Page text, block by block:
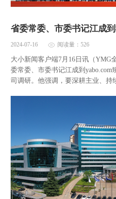
省委常委、市委书记江成
2024-07-16 阅读量：526
大小新闻客户端7月16日讯（YMG
委常委、市委书记江成到
司调研。他强调，要深耕主业、持